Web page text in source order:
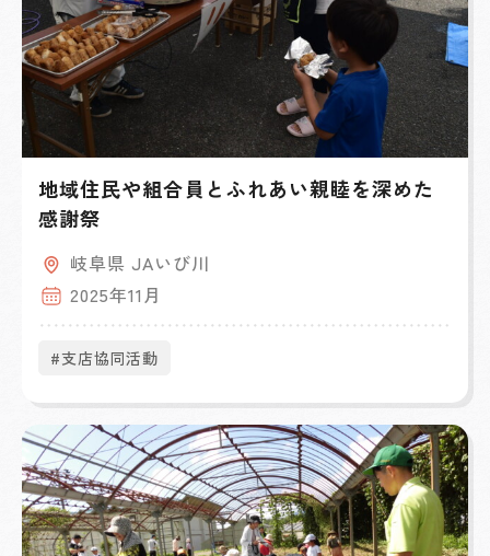
地域住民や組合員とふれあい親睦を深めた
感謝祭
岐阜県 JAいび川
2025年11月
#支店協同活動